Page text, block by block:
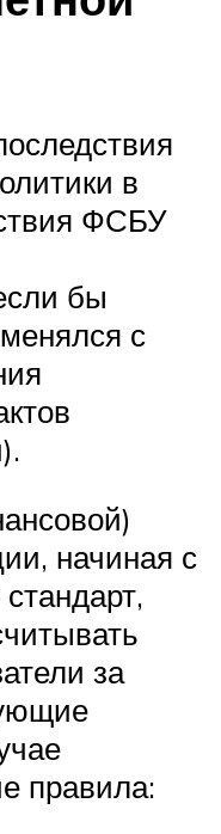
в
ФСБУ
бы
с
начиная с
за
правила: